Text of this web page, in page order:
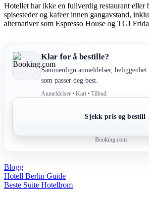
Hotellet har ikke en fullverdig restaurant eller
spisesteder og kafeer innen gangavstand,
alternativer som Espresso House og TGI
Klar for å bestille?
Sammenlign anmeldelser,
som passer deg best.
Anmeldelser • Kart • Tilbud
Sjekk pris og bestill
Booking.com
Blogg
Post
navigation
Hotell Berlin Guide
Beste Suite Hotellrom